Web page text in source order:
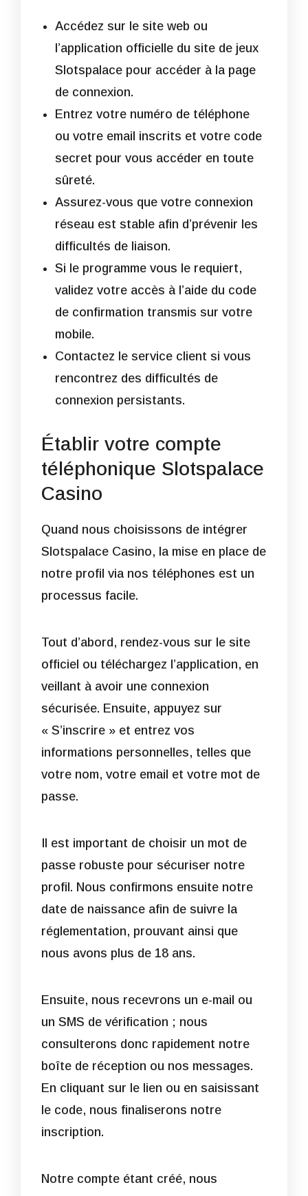
Accédez sur le site web ou
l’application officielle du site de jeux
Slotspalace pour accéder à la page
de connexion.
Entrez votre numéro de téléphone
ou votre email inscrits et votre code
secret pour vous accéder en toute
sûreté.
Assurez-vous que votre connexion
réseau est stable afin d’prévenir les
difficultés de liaison.
Si le programme vous le requiert,
validez votre accès à l’aide du code
de confirmation transmis sur votre
mobile.
Contactez le service client si vous
rencontrez des difficultés de
connexion persistants.
Établir votre compte
téléphonique Slotspalace
Casino
Quand nous choisissons de intégrer
Slotspalace Casino, la mise en place de
notre profil via nos téléphones est un
processus facile.
Tout d’abord, rendez-vous sur le site
officiel ou téléchargez l’application, en
veillant à avoir une connexion
sécurisée. Ensuite, appuyez sur
« S’inscrire » et entrez vos
informations personnelles, telles que
votre nom, votre email et votre mot de
passe.
Il est important de choisir un mot de
passe robuste pour sécuriser notre
profil. Nous confirmons ensuite notre
date de naissance afin de suivre la
réglementation, prouvant ainsi que
nous avons plus de 18 ans.
Ensuite, nous recevrons un e-mail ou
un SMS de vérification ; nous
consulterons donc rapidement notre
boîte de réception ou nos messages.
En cliquant sur le lien ou en saisissant
le code, nous finaliserons notre
inscription.
Notre compte étant créé, nous